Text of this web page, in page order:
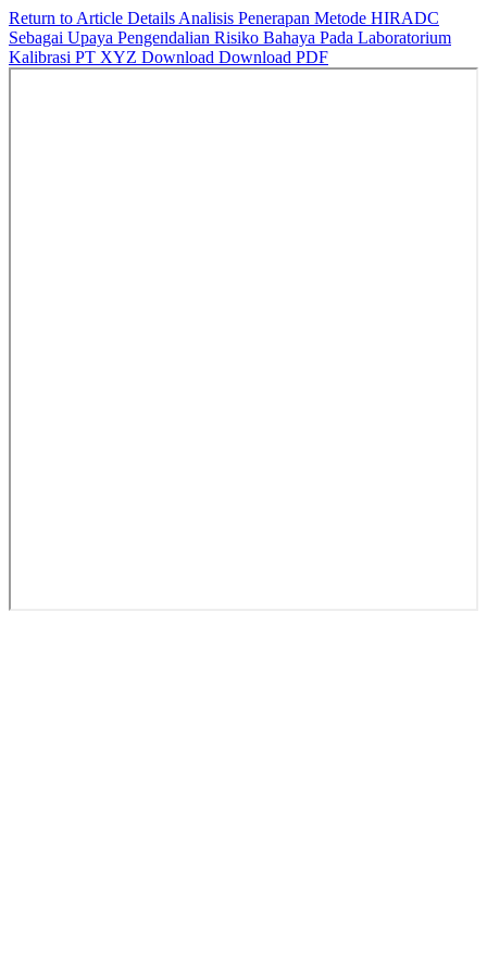
Return to Article Details Analisis Penerapan Metode HIRADC
Sebagai Upaya Pengendalian Risiko Bahaya Pada Laboratorium
Kalibrasi PT XYZ Download Download PDF